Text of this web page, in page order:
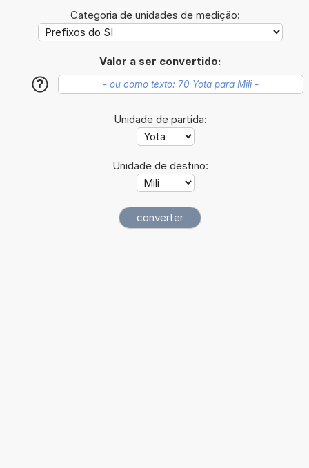
Categoria de unidades de medição:
Valor a ser convertido:
?
Unidade de partida:
Unidade de destino: